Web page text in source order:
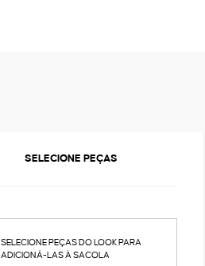
SELECIONE PEÇAS
SELECIONE PEÇAS DO LOOK PARA
ADICIONÁ-LAS À SACOLA